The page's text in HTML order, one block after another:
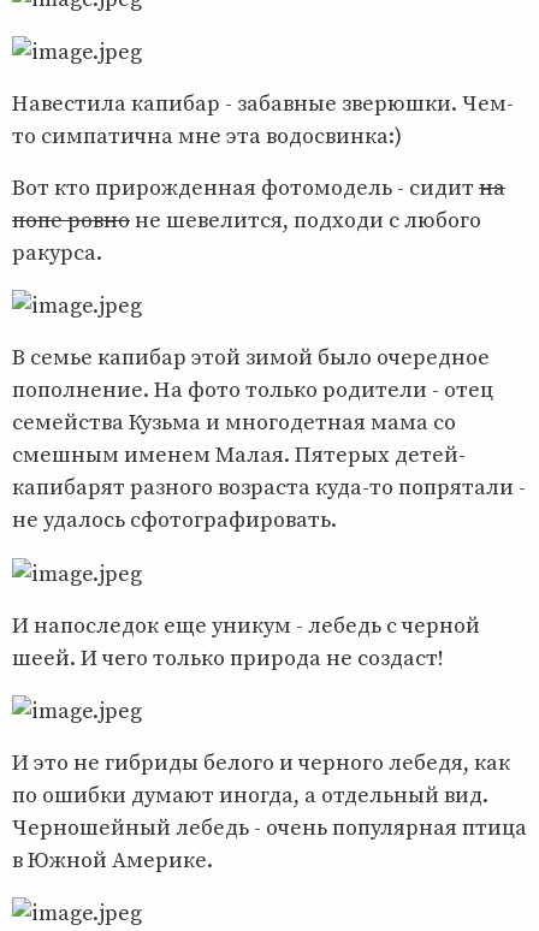
Навестила капибар - забавные зверюшки. Чем-
то симпатична мне эта водосвинка:)
Вот кто прирожденная фотомодель - сидит на
попе ровноне шевелится, подходи с любого
ракурса.
В семье капибар этой зимой было очередное
пополнение. На фото только родители - отец
семейства Кузьма и многодетная мама со
смешным именем Малая. Пятерых детей-
капибарят разного возраста куда-то попрятали -
не удалось сфотографировать.
И напоследок еще уникум - лебедь с черной
шеей. И чего только природа не создаст!
И это не гибриды белого и черного лебедя, как
по ошибки думают иногда, а отдельный вид.
Черношейный лебедь - очень популярная птица
в Южной Америке.